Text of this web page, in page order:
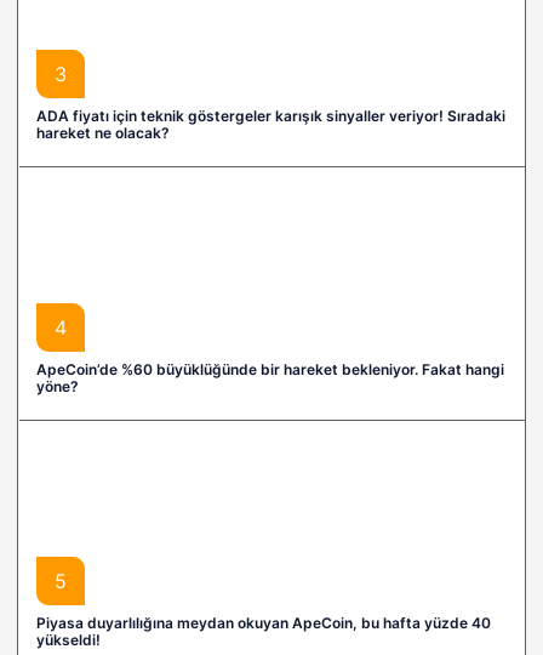
3
ADA fiyatı için teknik göstergeler karışık sinyaller veriyor! Sıradaki
hareket ne olacak?
4
ApeCoin’de %60 büyüklüğünde bir hareket bekleniyor. Fakat hangi
yöne?
5
Piyasa duyarlılığına meydan okuyan ApeCoin, bu hafta yüzde 40
yükseldi!